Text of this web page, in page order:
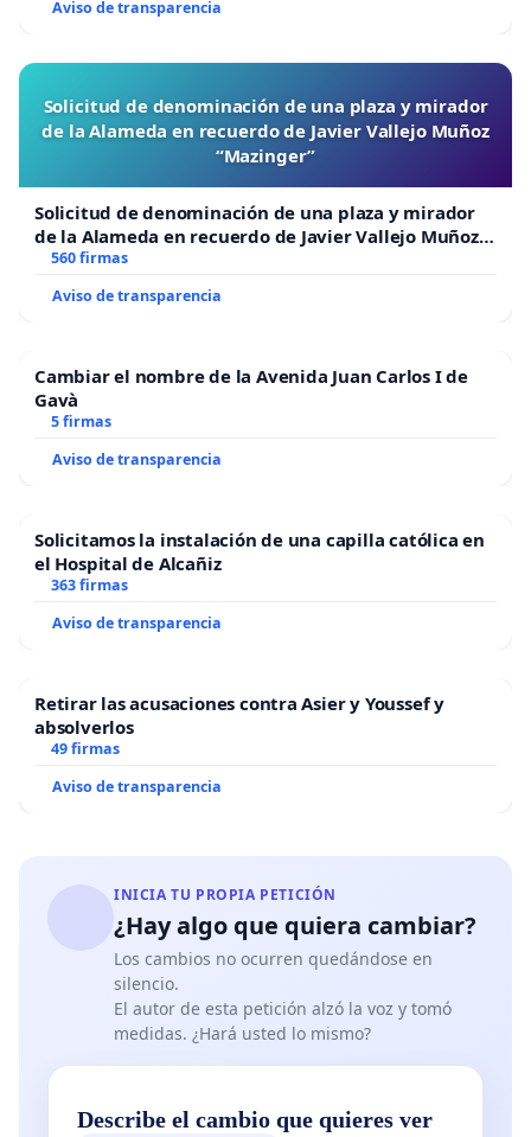
Aviso de transparencia
Solicitud de denominación de una plaza y mirador
de la Alameda en recuerdo de Javier Vallejo Muñoz
“Mazinger”
Solicitud de denominación de una plaza y mirador
de la Alameda en recuerdo de Javier Vallejo Muñoz
“Mazinger”
560 firmas
Aviso de transparencia
Cambiar el nombre de la Avenida Juan Carlos I de
Gavà
5 firmas
Aviso de transparencia
Solicitamos la instalación de una capilla católica en
el Hospital de Alcañiz
363 firmas
Aviso de transparencia
Retirar las acusaciones contra Asier y Youssef y
absolverlos
49 firmas
Aviso de transparencia
INICIA TU PROPIA PETICIÓN
¿Hay algo que quiera cambiar?
Los cambios no ocurren quedándose en
silencio.
El autor de esta petición alzó la voz y tomó
medidas. ¿Hará usted lo mismo?
Describe el cambio que quieres ver